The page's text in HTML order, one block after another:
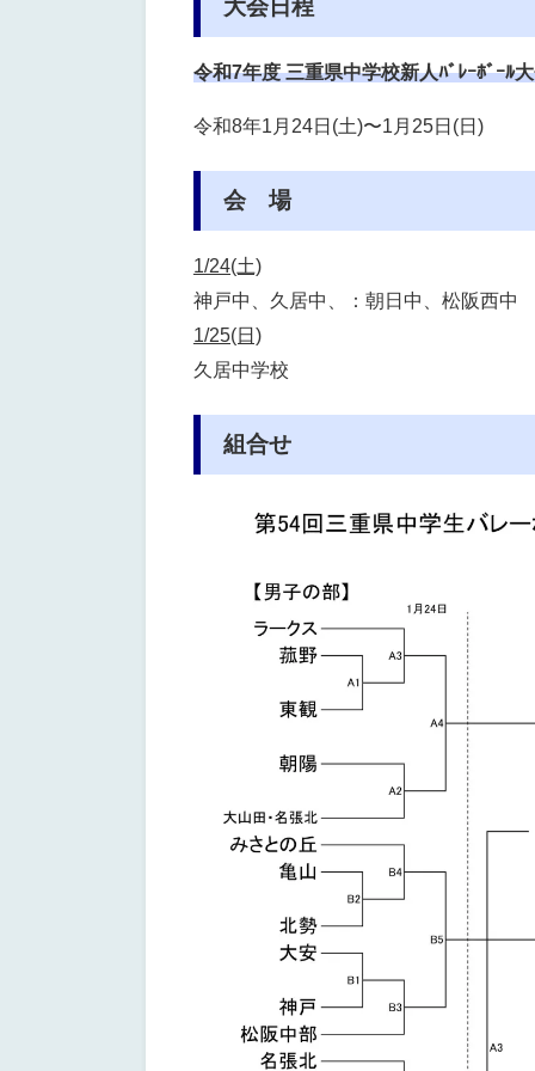
大会日程
令和7年度 三重県中学校新人ﾊﾞﾚｰﾎﾞｰﾙ
令和8年1月24日(土)〜1月25日(日)
会 場
1/24(土)
神戸中、久居中、：朝日中、松阪西中
1/25(日)
久居中学校
組合せ